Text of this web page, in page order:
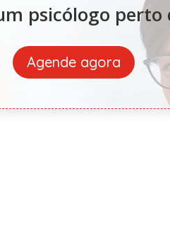
psicólogo perto
Agende agora